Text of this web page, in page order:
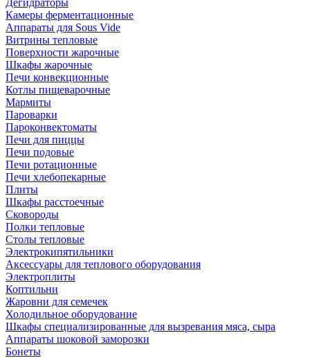
Дегидраторы
Камеры ферментационные
Аппараты для Sous Vide
Витрины тепловые
Поверхности жарочные
Шкафы жарочные
Печи конвекционные
Котлы пищеварочные
Мармиты
Пароварки
Пароконвектоматы
Печи для пиццы
Печи подовые
Печи ротационные
Печи хлебопекарные
Плиты
Шкафы расстоечные
Сковороды
Полки тепловые
Столы тепловые
Электрокипятильники
Аксессуары для теплового оборудования
Электроплиты
Коптильни
Жаровни для семечек
Холодильное оборудование
Шкафы специализированные для вызревания мяса, сыра
Аппараты шоковой заморозки
Бонеты